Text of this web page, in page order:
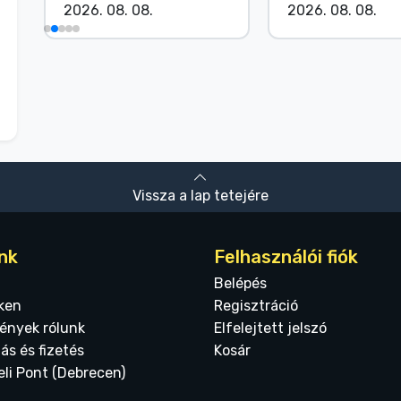
2026. 08. 08. 2026. 08. 08.
Vissza a lap tetejére
rólunk
és fizetés
Pont (Debrecen)
Felhasználói fiók
Belépés
Regisztráció
Elfelejtett jelszó
Kosár